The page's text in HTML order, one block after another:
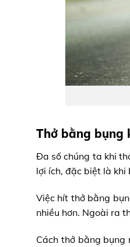
Thở bằng bụng
Đa số chúng ta khi
lợi ích, đặc biệt là khi
Việc hít thở bằng
nhiều hơn. Ngoài ra
Cách thở bằng